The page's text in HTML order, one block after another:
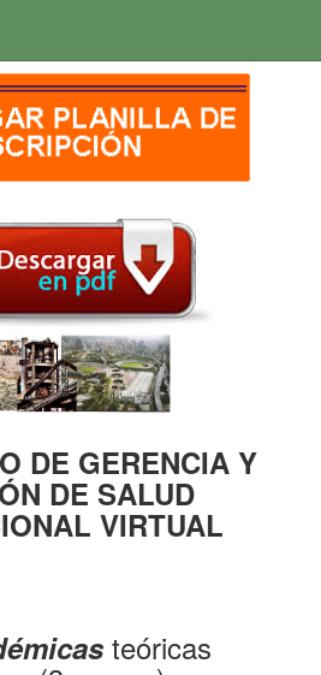
DE GERENCIA Y
DE SALUD
VIRTUAL
teóricas